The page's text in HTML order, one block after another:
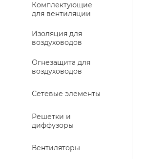
Комплектующие
для вентиляции
Изоляция для
воздуховодов
Огнезащита для
воздуховодов
Сетевые элементы
Решетки и
диффузоры
Вентиляторы